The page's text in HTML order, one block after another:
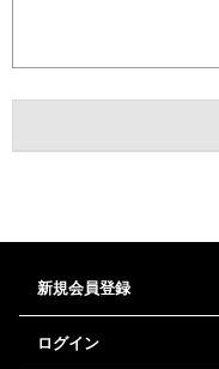
新規会員登録
ログイン